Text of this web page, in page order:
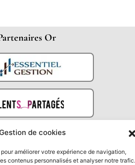
de cookies
améliorer votre expérience de navigation,
contenus personnalisés et analyser notre trafic.
Or